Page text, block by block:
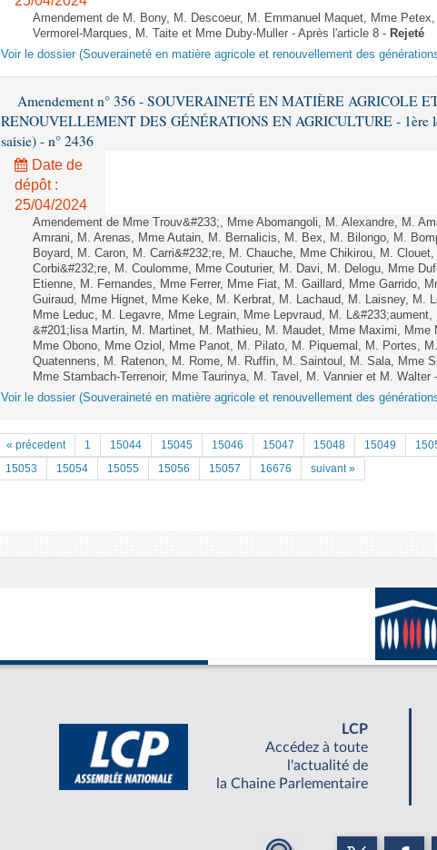
Amendement de M. Bony, M. Descoeur, M. Emmanuel Maquet, Mme
Vermorel-Marques, M. Taite et Mme Duby-Muller - Après l'article 8 - Rejeté
Voir le dossier (Souveraineté en matière agricole et renouvellement des
Amendement n° 356 - SOUVERAINETÉ EN MATIÈRE AGRICOLE
RENOUVELLEMENT DES GÉNÉRATIONS EN AGRICULTURE - 1ère
saisie) - n° 2436
Date de
dépôt :
25/04/2024
Amendement de Mme Trouv&#233;, Mme Abomangoli, M. Alexandre, M.
Amrani, M. Arenas, Mme Autain, M. Bernalicis, M. Bex, M. Bilongo, M.
Boyard, M. Caron, M. Carri&#232;re, M. Chauche, Mme Chikirou, M.
Corbi&#232;re, M. Coulomme, Mme Couturier, M. Davi, M. Delogu, Mme
Etienne, M. Fernandes, Mme Ferrer, Mme Fiat, M. Gaillard, Mme Garrido,
Guiraud, Mme Hignet, Mme Keke, M. Kerbrat, M. Lachaud, M. Laisney, M.
Mme Leduc, M. Legavre, Mme Legrain, Mme Lepvraud, M.
&#201;lisa Martin, M. Martinet, M. Mathieu, M. Maudet, Mme Maximi, Mme
Mme Obono, Mme Oziol, Mme Panot, M. Pilato, M. Piquemal, M. Portes,
Quatennens, M. Ratenon, M. Rome, M. Ruffin, M. Saintoul, M. Sala, Mme
Mme Stambach-Terrenoir, Mme Taurinya, M. Tavel, M. Vannier et M. Walter
Voir le dossier (Souveraineté en matière agricole et renouvellement des
« précedent 1 15044 15045 15046 15047 15048 15049
15053
15054 15055 15056 15057 16676 suivant »
LCP
Accédez à toute
l'actualité de
la Chaine Parlementaire